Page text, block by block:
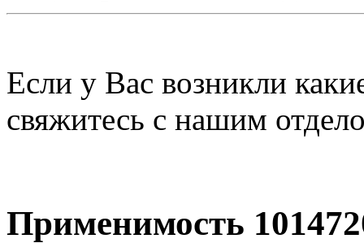
Если у Вас возникли
свяжитесь с нашим
Применимость